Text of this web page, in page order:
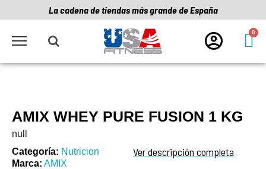
La cadena de tiendas más grande de España
AMIX WHEY PURE FUSION 1 KG
null
Categoría
Nutricion
Marca AMIX
Ver descripción completa